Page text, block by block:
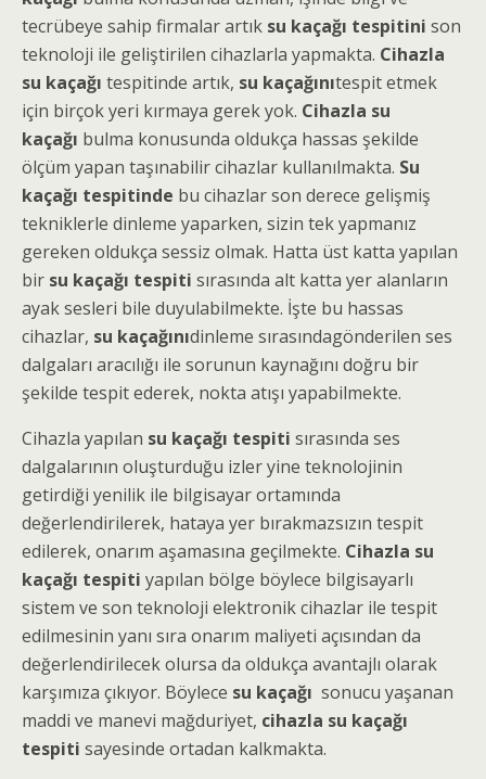
tecrübeye sahip firmalar artık su kaçağı tespitini son
teknoloji ile geliştirilen cihazlarla yapmakta. Cihazla
su kaçağı tespitinde artık, su kaçağınıtespit etmek
için birçok yeri kırmaya gerek yok. Cihazla su
kaçağı bulma konusunda oldukça hassas şekilde
ölçüm yapan taşınabilir cihazlar kullanılmakta. Su
kaçağı tespitinde bu cihazlar son derece gelişmiş
tekniklerle dinleme yaparken, sizin tek yapmanız
gereken oldukça sessiz olmak. Hatta üst katta yapılan
bir su kaçağı tespiti sırasında alt katta yer alanların
ayak sesleri bile duyulabilmekte. İşte bu hassas
cihazlar, su kaçağınıdinleme sırasındagönderilen ses
dalgaları aracılığı ile sorunun kaynağını doğru bir
şekilde tespit ederek, nokta atışı yapabilmekte.
Cihazla yapılan su kaçağı tespiti sırasında ses
dalgalarının oluşturduğu izler yine teknolojinin
getirdiği yenilik ile bilgisayar ortamında
değerlendirilerek, hataya yer bırakmazsızın tespit
edilerek, onarım aşamasına geçilmekte. Cihazla su
kaçağı tespiti yapılan bölge böylece bilgisayarlı
sistem ve son teknoloji elektronik cihazlar ile tespit
edilmesinin yanı sıra onarım maliyeti açısından da
değerlendirilecek olursa da oldukça avantajlı olarak
karşımıza çıkıyor. Böylece su kaçağı sonucu yaşanan
maddi ve manevi mağduriyet, cihazla su kaçağı
tespiti sayesinde ortadan kalkmakta.